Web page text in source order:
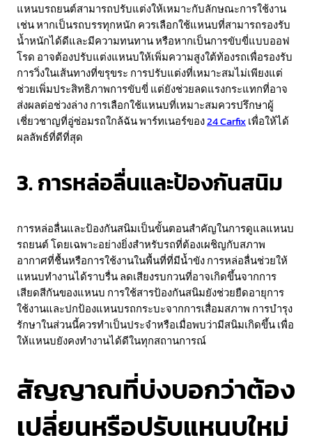
แหนบรถยนต์สามารถปรับแต่งให้เหมาะกับลักษณะการใช้งาน
เช่น หากเป็นรถบรรทุกหนัก ควรเลือกใช้แหนบที่สามารถรองรับ
น้ำหนักได้ดีและมีความทนทาน หรือหากเป็นการขับขี่แบบออฟ
โรด อาจต้องปรับแต่งแหนบให้เพิ่มความสูงใต้ท้องรถเพื่อรองรับ
การวิ่งในเส้นทางที่ขรุขระ การปรับแต่งที่เหมาะสมไม่เพียงแต่
ช่วยเพิ่มประสิทธิภาพการขับขี่ แต่ยังช่วยลดแรงกระแทกที่อาจ
ส่งผลต่อช่วงล่าง การเลือกใช้แหนบที่เหมาะสมควรปรึกษาผู้
เชี่ยวชาญที่อู่ซ่อมรถใกล้ฉันพาร์ทเนอร์ของ24 Carfixเพื่อให้ได้
ผลลัพธ์ที่ดีที่สุด
3. การหล่อลื่นและป้องกันสนิม
การหล่อลื่นและป้องกันสนิมเป็นขั้นตอนสำคัญในการดูแลแหนบ
รถยนต์ โดยเฉพาะอย่างยิ่งสำหรับรถที่ต้องเผชิญกับสภาพ
อากาศที่ชื้นหรือการใช้งานในพื้นที่ที่มีน้ำขัง การหล่อลื่นช่วยให้
แหนบทำงานได้ราบรื่น ลดเสียงรบกวนที่อาจเกิดขึ้นจากการ
เสียดสีกันของแหนบ การใช้สารป้องกันสนิมยังช่วยยืดอายุการ
ใช้งานและปกป้องแหนบรถกระบะจากการเสื่อมสภาพ การบำรุง
รักษาในส่วนนี้ควรทำเป็นประจำหรือเมื่อพบว่ามีสนิมเกิดขึ้น เพื่อ
ให้แหนบยังคงทำงานได้ดีในทุกสถานการณ์
สัญญาณที่บ่งบอกว่าต้อง
เปลี่ยนหรือปรับแหนบใหม่